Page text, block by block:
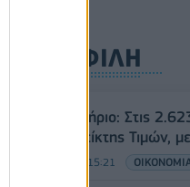
ΔΗΜΟΦΙΛΗ
Χρηματιστήριο: Στις
Γενικός Δείκτης Τιμών,
07/08/2026 - 15:21